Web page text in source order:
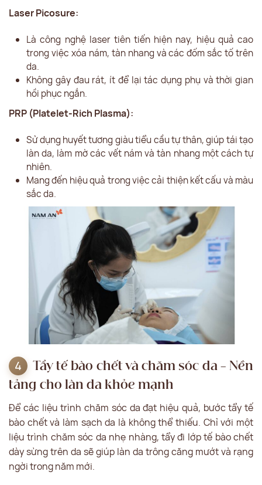
Laser Picosure:
Là công nghệ laser tiên tiến hiện nay, hiệu quả cao
trong việc xóa nám, tàn nhang và các đốm sắc tố trên
da.
Không gây đau rát, ít để lại tác dụng phụ và thời gian
hồi phục ngắn.
PRP (Platelet-Rich Plasma):
Sử dụng huyết tương giàu tiểu cầu tự thân, giúp tái tạo
làn da, làm mờ các vết nám và tàn nhang một cách tự
nhiên.
Mang đến hiệu quả trong việc cải thiện kết cấu và màu
sắc da.
Tẩy tế bào chết và chăm sóc da – Nền
tảng cho làn da khỏe mạnh
Để các liệu trình chăm sóc da đạt hiệu quả, bước tẩy tế
bào chết và làm sạch da là không thể thiếu. Chỉ với một
liệu trình chăm sóc da nhẹ nhàng, tẩy đi lớp tế bào chết
dày sừng trên da sẽ giúp làn da trông căng mướt và rạng
ngời trong năm mới.